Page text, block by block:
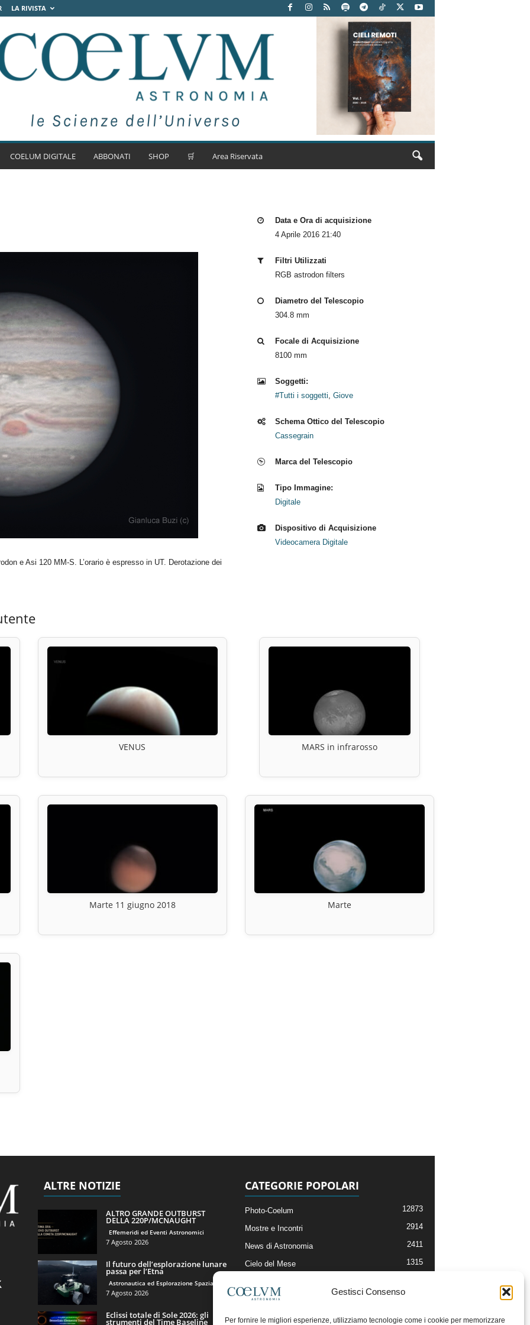
Gestisci Consenso
Per fornire le migliori esperienze, utilizziamo tecnologie come i cookie per memorizzare
LA RIVISTA
COELUM DIGITALE ABBONATI SHOP 🛒 Area Riservata
e Asi 120 MM-S. L’orario è espresso in UT. Derotazione dei
Data e Ora di acquisizione
4 Aprile 2016 21:40
Filtri Utilizzati
RGB astrodon filters
Diametro del Telescopio
304.8 mm
Focale di Acquisizione
8100 mm
Soggetti:
#Tutti i soggetti, Giove
Schema Ottico del Telescopio
Cassegrain
Marca del Telescopio
Tipo Immagine:
Digitale
Dispositivo di Acquisizione
Videocamera Digitale
VENUS MARS in infrarosso
Marte 11 giugno 2018 Marte
ALTRE NOTIZIE
ALTRO GRANDE OUTBURST
DELLA 220P/MCNAUGHT
Effemeridi ed Eventi Astronomici
7 Agosto 2026
Il futuro dell’esplorazione lunare
passa per l’Etna
Astronautica ed Esplorazione Spaziale
7 Agosto 2026
Eclissi totale di Sole 2026: gli
strumenti del Time Baseline
CATEGORIE POPOLARI
Photo-Coelum 12873
Mostre e Incontri 2914
News di Astronomia 2411
Cielo del Mese 1315
Articoli e Risorse On-Line
Il Blog della Redazione